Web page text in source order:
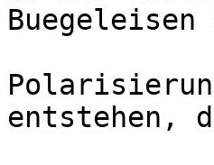
entstehen,